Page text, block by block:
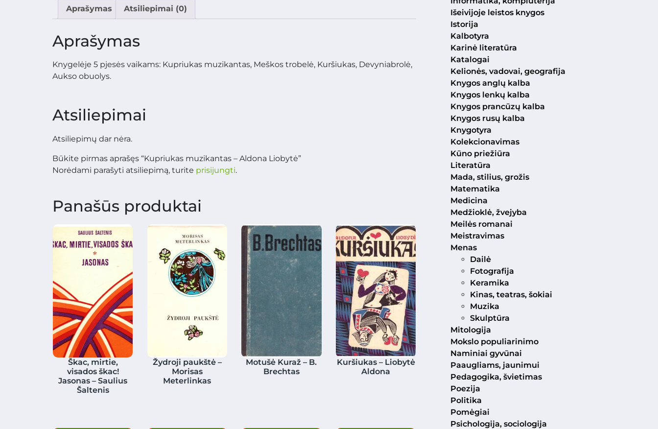
Aprašymas Atsiliepimai (0)
Aprašymas
Knygelėje 5 pjesės vaikams: Kupriukas muzikantas, Meškos trobelė, Kuršiukas, Devyniabrolė,
Aukso obuolys.
Atsiliepimai
Atsiliepimų dar nėra.
Būkite pirmas aprašęs “Kupriukas muzikantas – Aldona Liobytė”
Norėdami parašyti atsiliepimą, turite prisijungti.
Panašūs produktai
Škac, mirtie,
visados škac!
Jasonas – Saulius
Šaltenis
Žydroji paukštė –
Morisas
Meterlinkas
Motušė Kuraž – B.
Brechtas
Kuršiukas – Liobytė
Aldona
Išeivijoje leistos knygos
Istorija
Kalbotyra
Karinė literatūra
Katalogai
Kelionės, vadovai, geografija
Knygos anglų kalba
Knygos lenkų kalba
Knygos prancūzų kalba
Knygos rusų kalba
Knygotyra
Kolekcionavimas
Kūno priežiūra
Literatūra
Mada, stilius, grožis
Matematika
Medicina
Medžioklė, žvejyba
Meilės romanai
Meistravimas
Menas
Dailė
Fotografija
Keramika
Kinas, teatras, šokiai
Muzika
Skulptūra
Mitologija
Mokslo populiarinimo
Naminiai gyvūnai
Paaugliams, jaunimui
Pedagogika, švietimas
Poezija
Politika
Pomėgiai
Psichologija, sociologija